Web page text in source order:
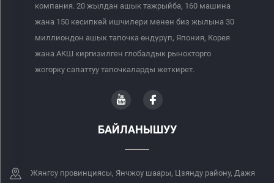
компания. 20 жылдан ашык тажрыйба, 160 машина
жана 150 кесипкөй ишчилери менен биз жылына 30
миллиондон ашык тапочка өндүрүп, Япония, Корея
жана АКШ киргизилген глобалдык рынокторго
жогорку сапаттуу тапочкаларды жеткирет.
БАЙЛАНЫШУУ
Жянгсу провинциясы, Янчжоу шаары, Цзянду району, Дажя